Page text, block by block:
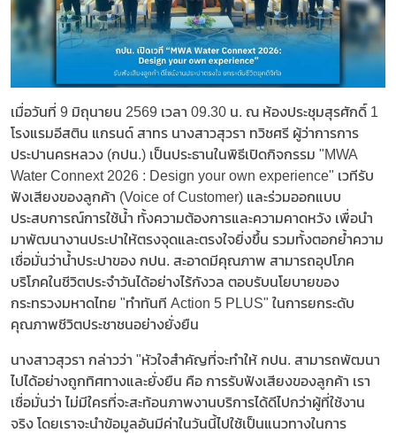
เมื่อวันที่ 9 มิถุนายน 2569 เวลา 09.30 น. ณ ห้องประชุมสุรศักดิ์ 1
โรงแรมอีสติน แกรนด์ สาทร นางสาวสุวรา ทวิชศรี ผู้ว่าการการ
ประปานครหลวง (กปน.) เป็นประธานในพิธีเปิดกิจกรรม "MWA
Water Connext 2026 : Design your own experience" เวทีรับ
ฟังเสียงของลูกค้า (Voice of Customer) และร่วมออกแบบ
ประสบการณ์การใช้น้ำ ทั้งความต้องการและความคาดหวัง เพื่อนำ
มาพัฒนางานประปาให้ตรงจุดและตรงใจยิ่งขึ้น รวมทั้งตอกย้ำความ
เชื่อมั่นว่าน้ำประปาของ กปน. สะอาดมีคุณภาพ สามารถอุปโภค
บริโภคในชีวิตประจำวันได้อย่างไร้กังวล ตอบรับนโยบายของ
กระทรวงมหาดไทย "ทำทันที Action 5 PLUS" ในการยกระดับ
คุณภาพชีวิตประชาชนอย่างยั่งยืน
นางสาวสุวรา กล่าวว่า "หัวใจสำคัญที่จะทำให้ กปน. สามารถพัฒนา
ไปได้อย่างถูกทิศทางและยั่งยืน คือ การรับฟังเสียงของลูกค้า เรา
เชื่อมั่นว่า ไม่มีใครที่จะสะท้อนภาพงานบริการได้ดีไปกว่าผู้ที่ใช้งาน
จริง โดยเราจะนำข้อมูลอันมีค่าในวันนี้ไปใช้เป็นแนวทางในการ